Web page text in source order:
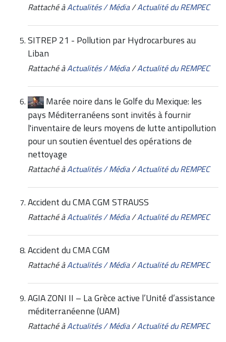
Rattaché àActualités / Média/Actualité du REMPEC
SITREP 21 - Pollution par Hydrocarbures au
Liban
Rattaché àActualités / Média/Actualité du REMPEC
Marée noire dans le Golfe du Mexique: les
pays Méditerranéens sont invités à fournir
l'inventaire de leurs moyens de lutte antipollution
pour un soutien éventuel des opérations de
nettoyage
Rattaché àActualités / Média/Actualité du REMPEC
Accident du CMA CGM STRAUSS
Rattaché àActualités / Média/Actualité du REMPEC
Accident du CMA CGM
Rattaché àActualités / Média/Actualité du REMPEC
AGIA ZONI II – La Grèce active l’Unité d’assistance
méditerranéenne (UAM)
Rattaché àActualités / Média/Actualité du REMPEC